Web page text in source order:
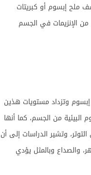
واكتشف ملح إبسوم أو كبريتات
من الإنزيمات في الجسم
إبسوم وتزداد مستويات هذين
من الجسم، كما أنها
وتشير الدراسات إلى أن
والصداع وبالمثل يؤدي